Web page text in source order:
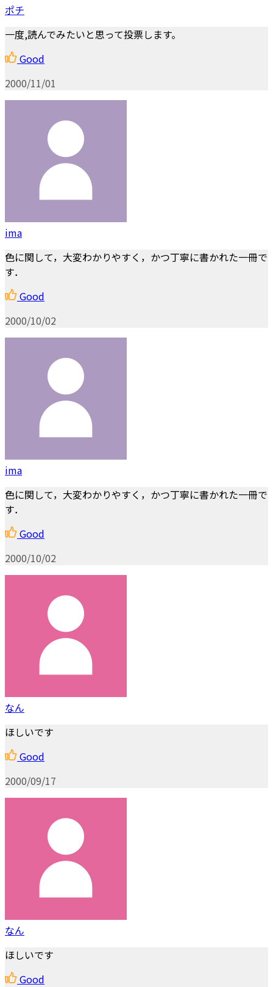
ポチ
一度,読んでみたいと思って投票します。
Good
2000/11/01
ima
色に関して，大変わかりやすく，かつ丁寧に書かれた一冊で
す．
Good
2000/10/02
ima
色に関して，大変わかりやすく，かつ丁寧に書かれた一冊で
す．
Good
2000/10/02
なん
ほしいです
Good
2000/09/17
なん
ほしいです
Good